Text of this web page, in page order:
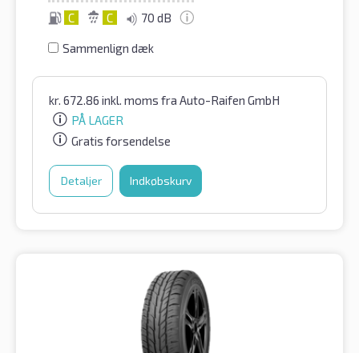
C C 70 dB
Sammenlign dæk
kr. 672.86 inkl. moms fra Auto-Raifen GmbH
PÅ LAGER
Gratis forsendelse
Detaljer Indkøbskurv